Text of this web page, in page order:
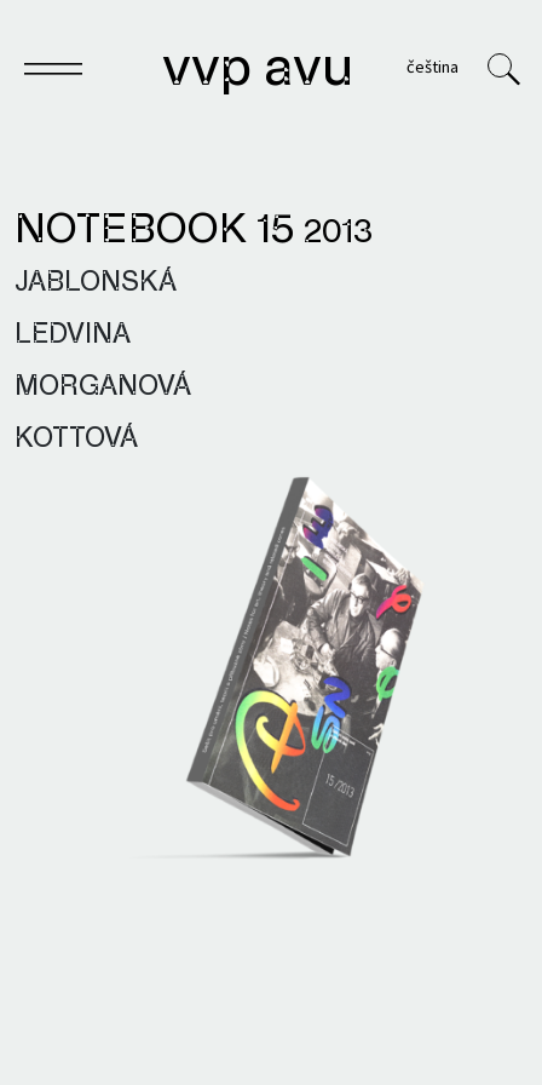
vvp avu čeština
Notebook
Archives
VVP
NOTEBOOK 15 2013
JABLONSKÁ
LEDVINA
MORGANOVÁ
KOTTOVÁ